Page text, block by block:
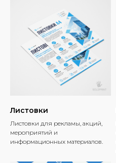
Листовки
Листовки для рекламы, акций,
мероприятий и
информационных материалов.